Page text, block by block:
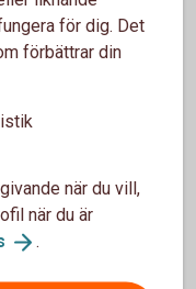
samt
för dig. Det
förbättrar din
när du vill,
när du är
.